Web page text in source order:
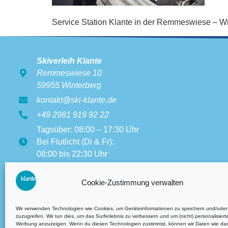
Cookie-Zustimmung verwalten
Wir verwenden Technologien wie Cookies, um Geräteinformationen zu speichern und/
zuzugreifen. Wir tun dies, um das Surferlebnis zu verbessern und um (nicht) personalisierte
Werbung anzuzeigen. Wenn du diesen Technologien zustimmst, können wir Daten wie
Service Station Klante in der Remmeswiese –
Skiverleih Klante
Remmeswiese 10
59955 Winterberg
kontakt@ski-klante.de
+49 2981 919 92 22
Tagsüber: 08:00 – 17:30 Uhr
Bei Flutlicht (Di & Fr):
08:00 bis 22:30 Uhr